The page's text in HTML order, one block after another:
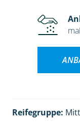
Reifegruppe: